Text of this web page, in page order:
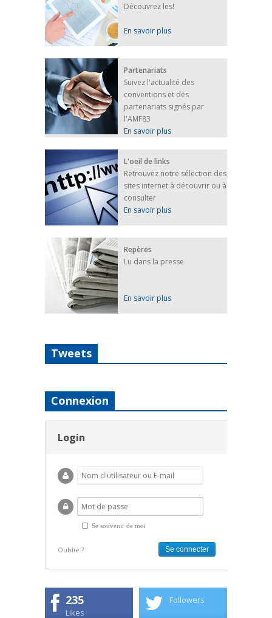
Découvrez les!
En savoir plus
Partenariats
Suivez l'actualité des
conventions et des
partenariats signés par
l'AMF83
En savoir plus
L'oeil de links
Retrouvez notre sélection des
sites internet à découvrir ou à
consulter
En savoir plus
Repères
Lu dans la presse
En savoir plus
Tweets
Connexion
Login
Se souvenir de moi
Oublié ?
235
Likes
Followers